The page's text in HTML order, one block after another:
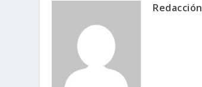
Redacción